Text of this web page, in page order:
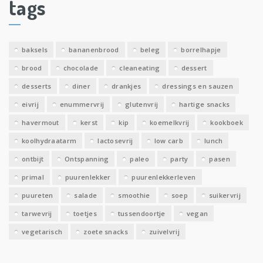
e
v
tags
baksels bananenbrood beleg borrelhapje
brood chocolade cleaneating dessert
desserts diner drankjes dressings en sauzen
eivrij enummervrij glutenvrij hartige snacks
havermout kerst kip koemelkvrij kookboek
koolhydraatarm lactosevrij low carb lunch
ontbijt Ontspanning paleo party pasen
primal puurenlekker puurenlekkerleven
puureten salade smoothie soep suikervrij
tarwevrij toetjes tussendoortje vegan
vegetarisch zoete snacks zuivelvrij